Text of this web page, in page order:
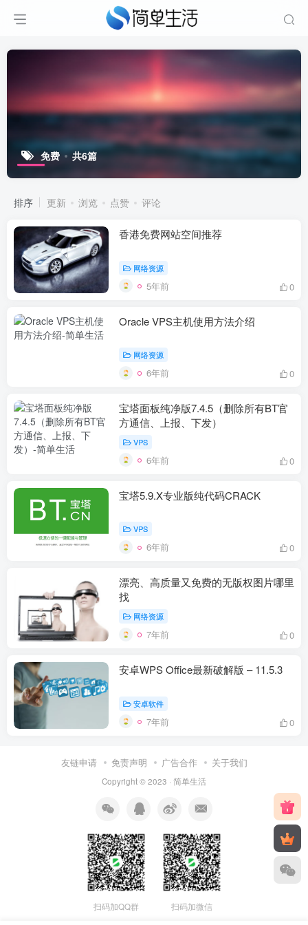
免费 共6篇
排序 更新 浏览 点赞 评论
香港免费网站空间推荐
网络资源
5年前 0
Oracle VPS主机使用方法介绍
网络资源
6年前 0
宝塔面板纯净版7.4.5（删除所有BT官
方通信、上报、下发）
VPS
6年前 0
宝塔5.9.X专业版纯代码CRACK
VPS
6年前 0
漂亮、高质量又免费的无版权图片哪里
找
网络资源
7年前 0
安卓WPS Office最新破解版 – 11.5.3
安卓软件
7年前 0
友链申请 免责声明 广告合作 关于我们
Copyright © 2023 · 简单生活
扫码加QQ群 扫码加微信